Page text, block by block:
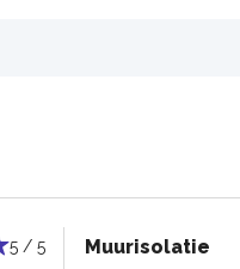
5 / 5
Muurisolatie